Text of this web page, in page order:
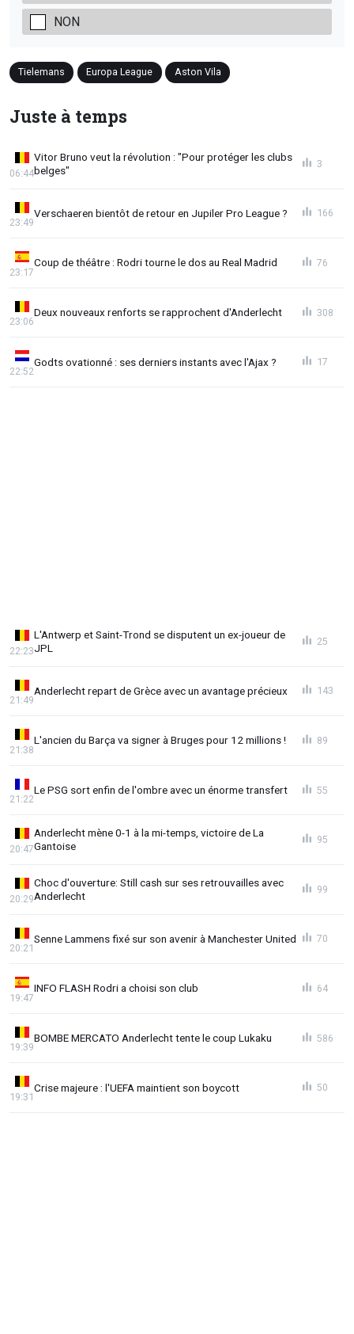
NON
Tielemans Europa League Aston Vila
Juste à temps
Vitor Bruno veut la révolution : "Pour protéger les clubs
belges"
06:44
3
Verschaeren bientôt de retour en Jupiler Pro League ?
23:49
166
Coup de théâtre : Rodri tourne le dos au Real Madrid
23:17
76
Deux nouveaux renforts se rapprochent d'Anderlecht
23:06
308
Godts ovationné : ses derniers instants avec l'Ajax ?
22:52
17
L'Antwerp et Saint-Trond se disputent un ex-joueur de
JPL
22:23
25
Anderlecht repart de Grèce avec un avantage précieux
21:49
143
L'ancien du Barça va signer à Bruges pour 12 millions !
21:38
89
Le PSG sort enfin de l'ombre avec un énorme transfert
21:22
55
Anderlecht mène 0-1 à la mi-temps, victoire de La
Gantoise
20:47
95
Choc d'ouverture: Still cash sur ses retrouvailles avec
Anderlecht
20:29
99
Senne Lammens fixé sur son avenir à Manchester United
20:21
70
INFO FLASH Rodri a choisi son club
19:47
64
BOMBE MERCATO Anderlecht tente le coup Lukaku
19:39
586
Crise majeure : l'UEFA maintient son boycott
19:31
50